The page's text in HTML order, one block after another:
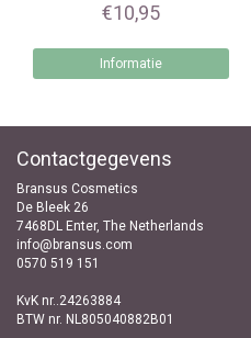
€10,95
Informatie
Contactgegevens
Bransus Cosmetics
De Bleek 26
7468DL Enter, The Netherlands
info@bransus.com
0570 519 151
KvK nr..24263884
BTW nr. NL805040882B01